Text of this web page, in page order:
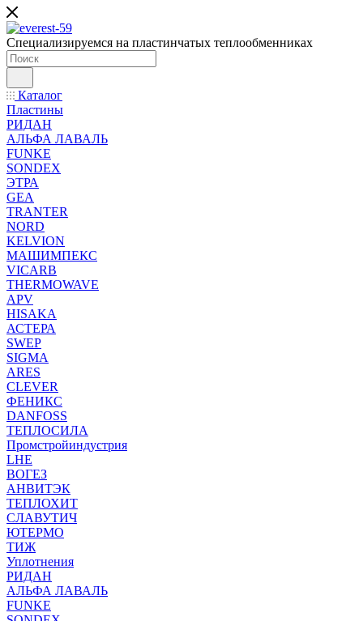
Специализируемся на пластинчатых теплообменниках
Каталог
Пластины
РИДАН
АЛЬФА ЛАВАЛЬ
FUNKE
SONDEX
ЭТРА
GEA
TRANTER
NORD
KELVION
МАШИМПЕКС
VICARB
THERMOWAVE
APV
HISAKA
АСТЕРА
SWEP
SIGMA
ARES
CLEVER
ФЕНИКС
DANFOSS
ТЕПЛОСИЛА
Промстройиндустрия
LHE
ВОГЕЗ
АНВИТЭК
ТЕПЛОХИТ
СЛАВУТИЧ
ЮТЕРМО
ТИЖ
Уплотнения
РИДАН
АЛЬФА ЛАВАЛЬ
FUNKE